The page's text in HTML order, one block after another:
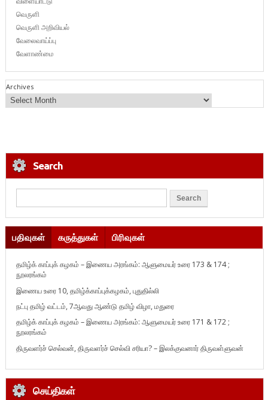
வெருளி
வெருளி அறிவியல்
வேலைவாய்ப்பு
வேளாண்மை
Archives
Search
பதிவுகள் கருத்துகள் பிரிவுகள்
தமிழ்க் காப்புக் கழகம் – இணைய அரங்கம்: ஆளுமையர் உரை 173 & 174 ;
நூலரங்கம்
இணைய உரை 10, தமிழ்க்காப்புக்கழகம், புதுதில்லி
நட்பு தமிழ் வட்டம், 7ஆவது ஆண்டு தமிழ் விழா, மதுரை
தமிழ்க் காப்புக் கழகம் – இணைய அரங்கம்: ஆளுமையர் உரை 171 & 172 ;
நூலரங்கம்
திருவளர்ச் செல்வன், திருவளர்ச் செல்வி சரியா? – இலக்குவனார் திருவள்ளுவன்
செய்திகள்